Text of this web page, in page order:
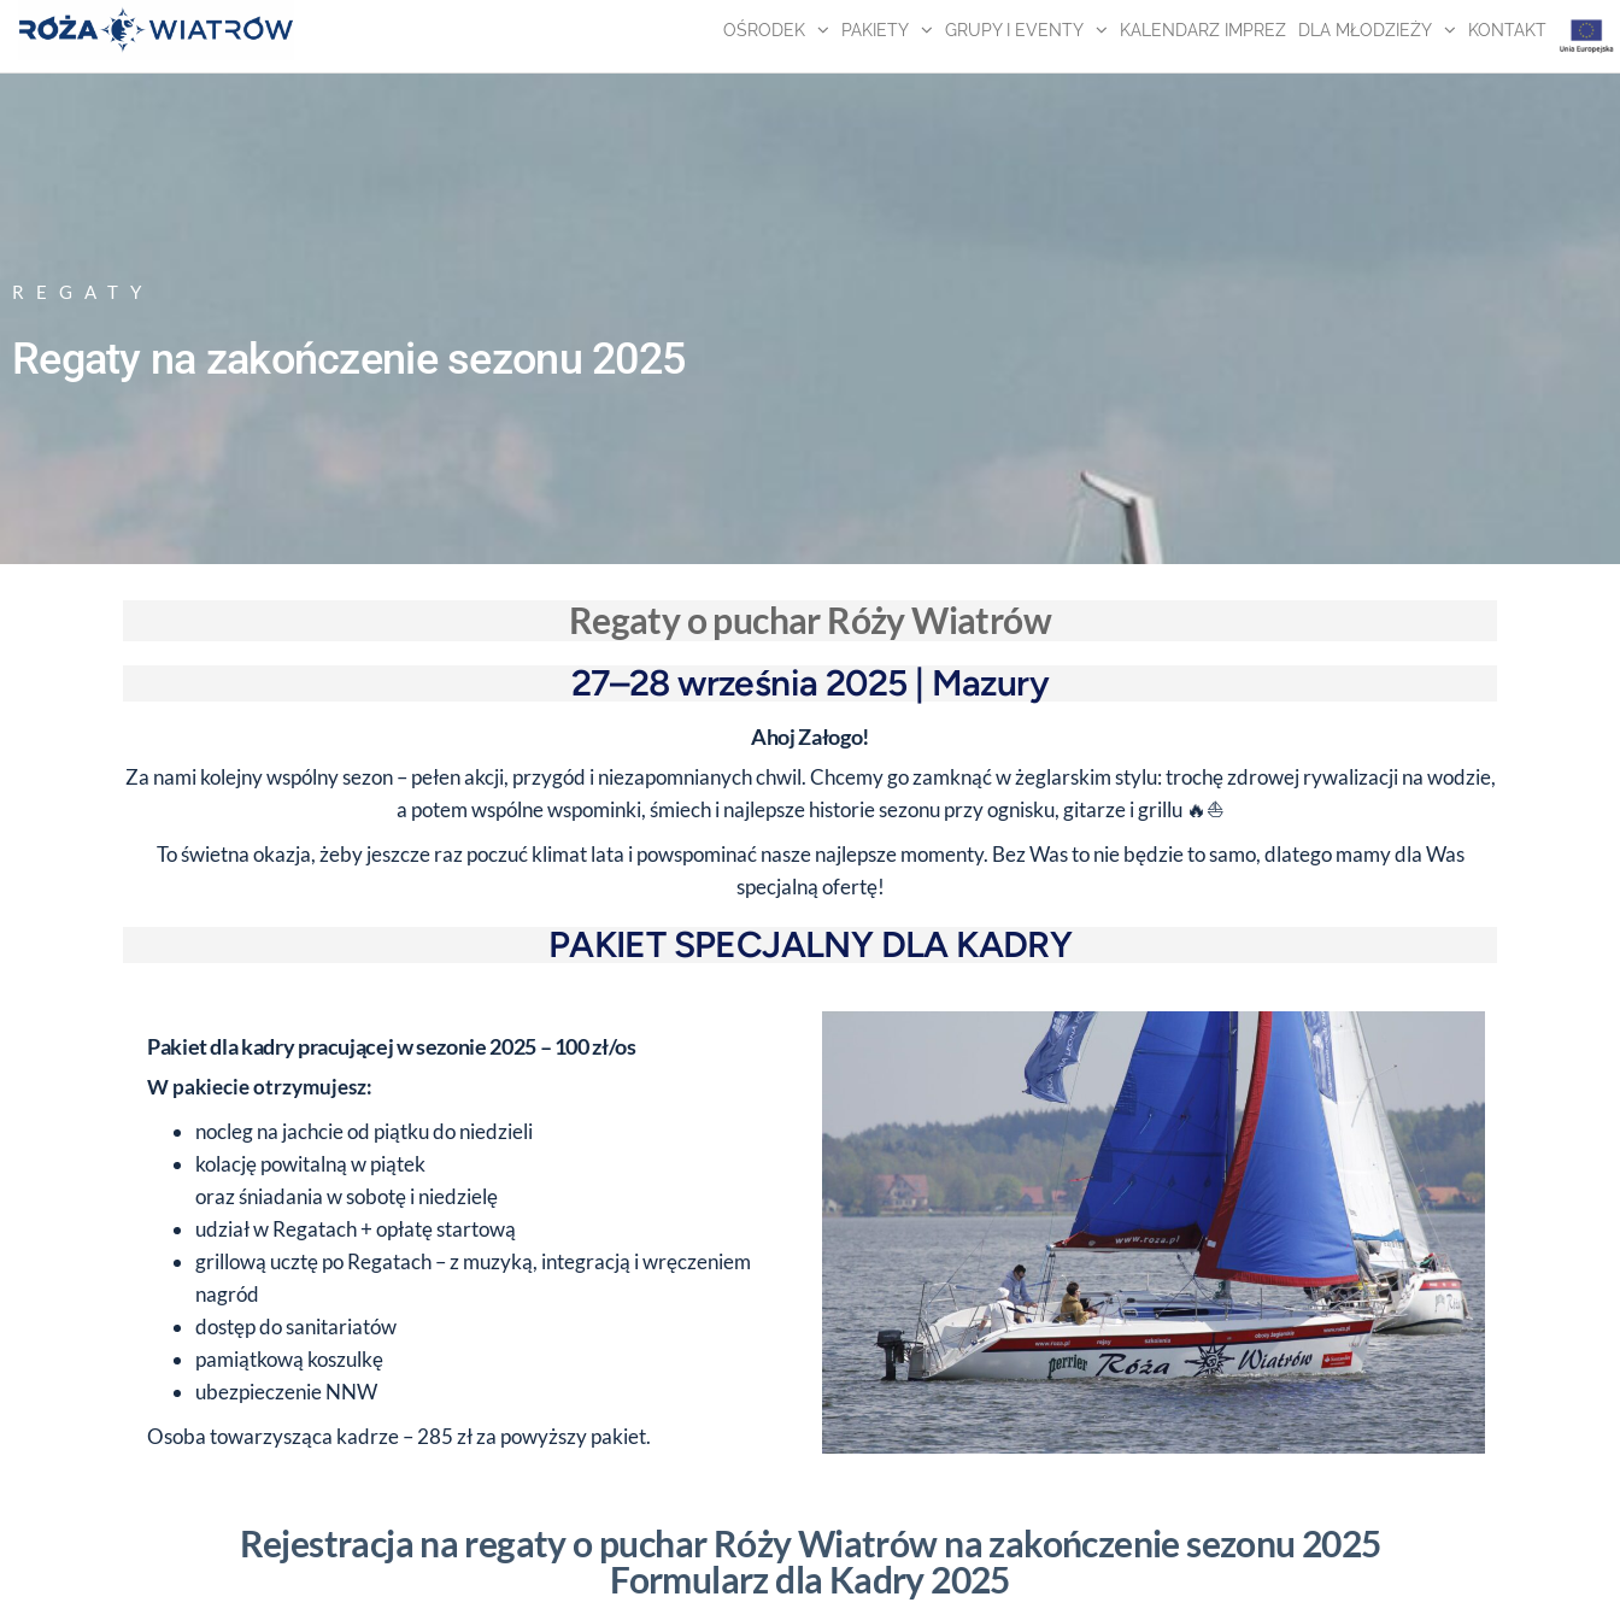
OŚRODEK PAKIETY GRUPY I EVENTY KALENDARZ IMPREZ DLA MŁODZIEŻY KONTAKT
REGATY
Regaty na zakończenie sezonu 2025
Regaty o puchar Róży Wiatrów
27–28 września 2025 | Mazury
Ahoj Załogo!
Za nami kolejny wspólny sezon – pełen akcji, przygód i niezapomnianych chwil. Chcemy go zamknąć w żeglarskim stylu: trochę zdrowej rywalizacji na wodzie,
a potem wspólne wspominki, śmiech i najlepsze historie sezonu przy ognisku, gitarze i grillu 🔥⛵️
To świetna okazja, żeby jeszcze raz poczuć klimat lata i powspominać nasze najlepsze momenty. Bez Was to nie będzie to samo, dlatego mamy dla Was
specjalną ofertę!
PAKIET SPECJALNY DLA KADRY
Pakiet dla kadry pracującej w sezonie 2025 – 100 zł/os
W pakiecie otrzymujesz:
nocleg na jachcie od piątku do niedzieli
kolację powitalną w piątek
oraz śniadania w sobotę i niedzielę
udział w Regatach + opłatę startową
grillową ucztę po Regatach – z muzyką, integracją i wręczeniem
nagród
dostęp do sanitariatów
pamiątkową koszulkę
ubezpieczenie NNW
Osoba towarzysząca kadrze – 285 zł za powyższy pakiet.
Rejestracja na regaty o puchar Róży Wiatrów na zakończenie sezonu 2025
Formularz dla Kadry 2025